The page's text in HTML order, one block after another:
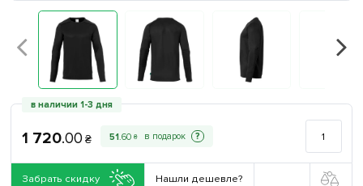
в наличии 1-3 дня
1 720.00 ₴ 51.60 ₴ ?
Забрать скидку Нашли дешевле?